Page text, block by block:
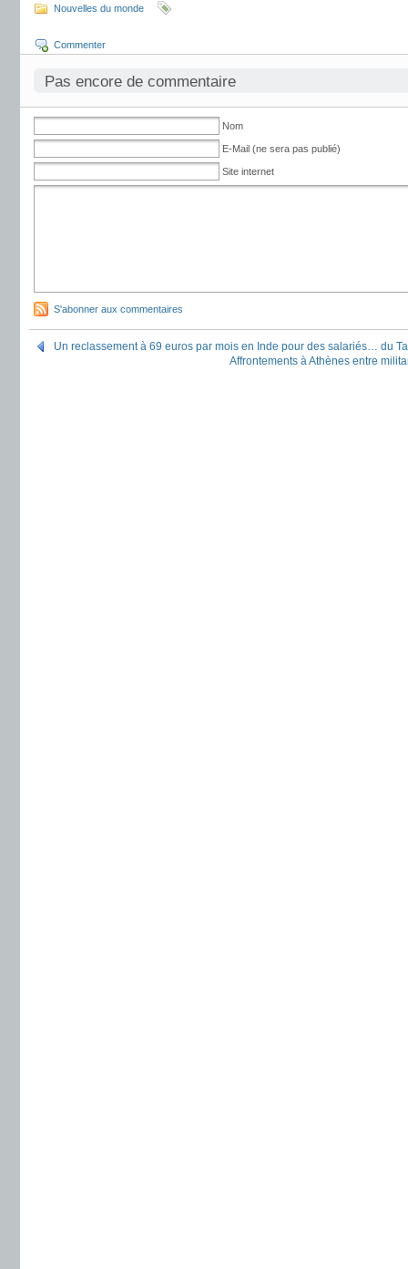
Nouvelles du monde
Commenter
Pas encore de commentaire
Nom
E-Mail (ne sera pas publié)
Site internet
S'abonner aux commentaires
Un reclassement à 69 euros par mois en Inde pour des salariés… du
Affrontements à Athènes entre